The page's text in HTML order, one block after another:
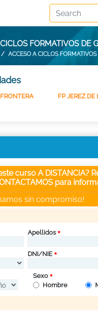
FORMATIVOS DE
ACCESO A CICLOS
FP JEREZ
curso A DISTANCIA?
para
sin compromiso!
Apellidos
DNI/NIE
Sexo
Hombre